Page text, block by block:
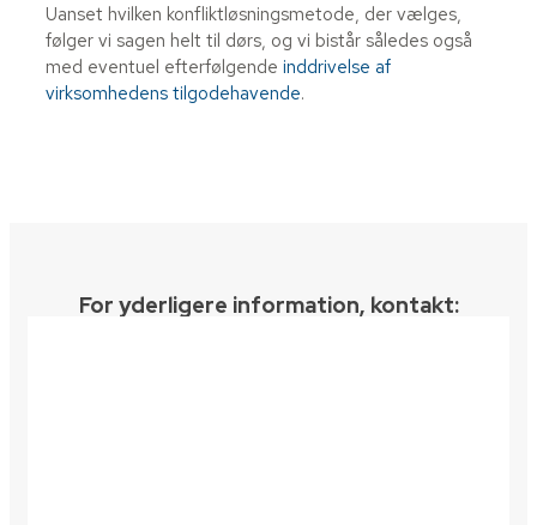
Uanset hvilken konfliktløsningsmetode, der vælges,
følger vi sagen helt til dørs, og vi bistår således også
med eventuel efterfølgende inddrivelse af
virksomhedens tilgodehavende.
For yderligere information, kontakt:​